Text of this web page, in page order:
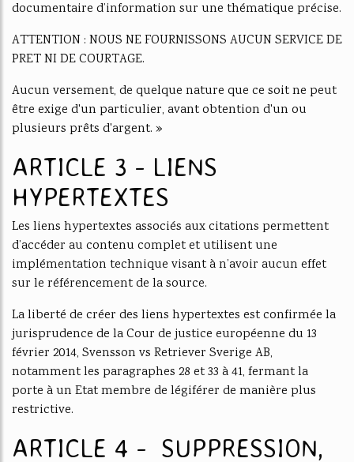
documentaire d’information sur une thématique précise.
ATTENTION : NOUS NE FOURNISSONS AUCUN SERVICE DE
PRET NI DE COURTAGE.
Aucun versement, de quelque nature que ce soit ne peut
être exige d'un particulier, avant obtention d'un ou
plusieurs prêts d'argent. »
ARTICLE 3 - LIENS
HYPERTEXTES
Les liens hypertextes associés aux citations permettent
d’accéder au contenu complet et utilisent une
implémentation technique visant à n’avoir aucun effet
sur le référencement de la source.
La liberté de créer des liens hypertextes est confirmée la
jurisprudence de la Cour de justice européenne du 13
février 2014, Svensson vs Retriever Sverige AB,
notamment les paragraphes 28 et 33 à 41, fermant la
porte à un Etat membre de légiférer de manière plus
restrictive.
ARTICLE 4 - SUPPRESSION,